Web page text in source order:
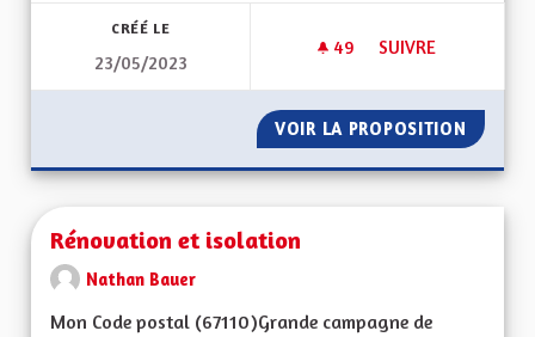
CRÉÉ LE
23/05/2023
49 49 ABONNÉS
SUIVRE
VOIR LA PROPOSITION UN
Rénovation et isolation
Nathan Bauer
Mon Code postal (67110)Grande campagne de